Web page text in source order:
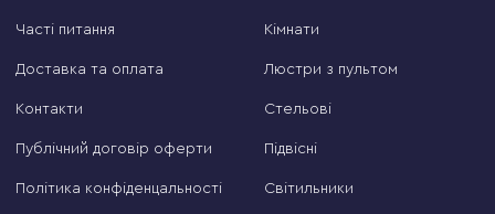
Часті питання
Доставка та оплата
Контакти
Публічний договір оферти
Політика конфіденцальності
Кімнати
Люстри з пультом
Стельові
Підвісні
Світильники